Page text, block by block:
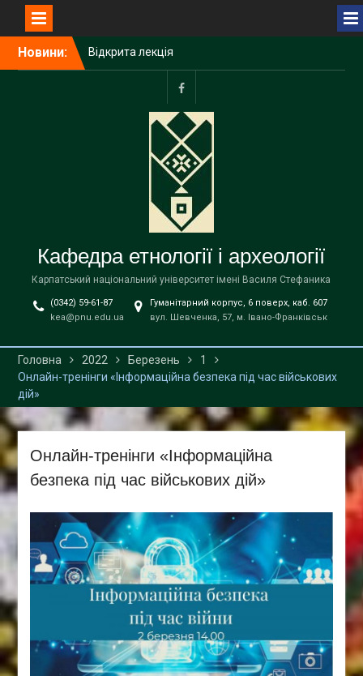
Новини:
Відкрита лекція
Пшемислава Макаровича
(Przemysław Makarowicz)
– відомого польського
археолога, доктора
габілітованого,
професора Інституту
доісторії Університету
імені Адама Міцкевича в
Познані (Республіка
Польща) на тему «Bukivna.
brązu nad Dniestrem»
Запрошуємо вступників на
за освітньою програмою
«Етнологія» спеціальності
!
Збори трудового
facebook
Кафедра етнології і археології
Карпатський національний університет імені Василя Стефаника
(0342) 59-61-87
kea@pnu.edu.ua
Гуманітарний корпус, 6 поверх, каб. 607
вул. Шевченка, 57, м. Івано-Франківськ
Головна 2022 Березень
1
Онлайн-тренінги «Інформаційна безпека під час військових
дій»
Онлайн-тренінги «Інформаційна
безпека під час військових дій»